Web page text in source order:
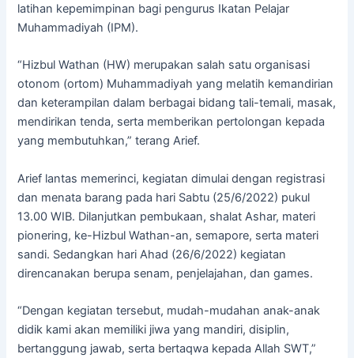
latihan kepemimpinan bagi pengurus Ikatan Pelajar
Muhammadiyah (IPM).
“Hizbul Wathan (HW) merupakan salah satu organisasi
otonom (ortom) Muhammadiyah yang melatih kemandirian
dan keterampilan dalam berbagai bidang tali-temali, masak,
mendirikan tenda, serta memberikan pertolongan kepada
yang membutuhkan,” terang Arief.
Arief lantas memerinci, kegiatan dimulai dengan registrasi
dan menata barang pada hari Sabtu (25/6/2022) pukul
13.00 WIB. Dilanjutkan pembukaan, shalat Ashar, materi
pionering, ke-Hizbul Wathan-an, semapore, serta materi
sandi. Sedangkan hari Ahad (26/6/2022) kegiatan
direncanakan berupa senam, penjelajahan, dan games.
“Dengan kegiatan tersebut, mudah-mudahan anak-anak
didik kami akan memiliki jiwa yang mandiri, disiplin,
bertanggung jawab, serta bertaqwa kepada Allah SWT,”